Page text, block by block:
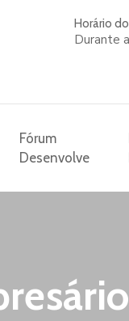
Horário
Durante
Fórum
Desenvolve